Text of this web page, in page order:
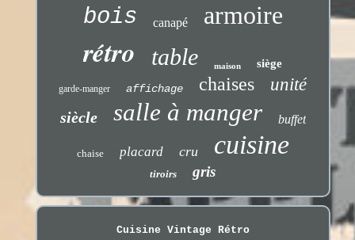
bois canapé armoire
rétro table maison siège
garde-manger affichage chaises unité
siècle salle à manger buffet
chaise placard cru cuisine
tiroirs gris
Cuisine Vintage Rétro